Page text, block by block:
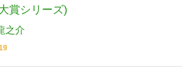
賞シリーズ)
之介